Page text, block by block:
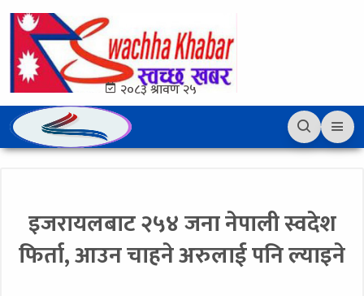
२०८३ श्रावण २५
इजरायलबाट २५४ जना नेपाली स्वदेश
फिर्ता, आउन चाहने अरुलाई पनि ल्याइने